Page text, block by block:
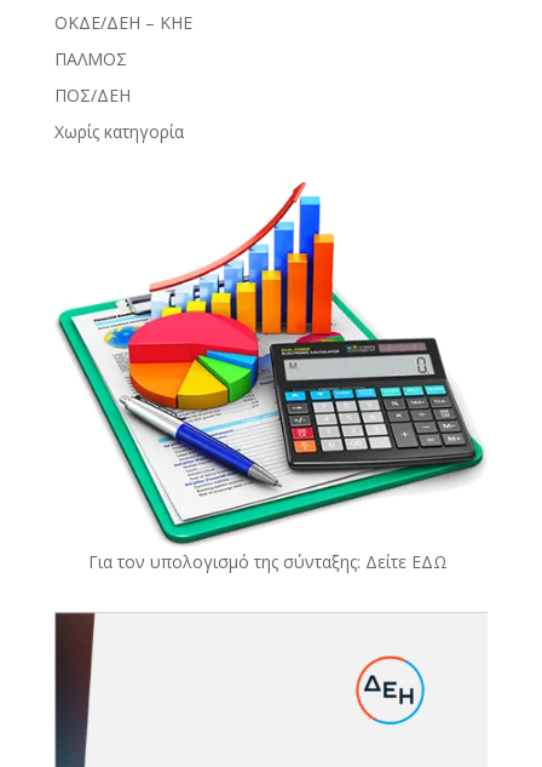
ΟΚΔΕ/ΔΕΗ – ΚΗΕ
ΠΑΛΜΟΣ
ΠΟΣ/ΔΕΗ
Χωρίς κατηγορία
Για τον υπολογισμό της σύνταξης: Δείτε ΕΔΩ